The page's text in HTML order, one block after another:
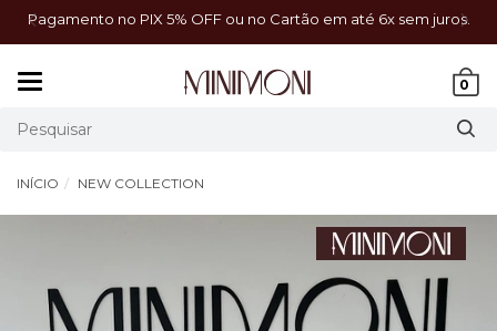
Pagamento no PIX 5% OFF ou no Cartão em até 6x sem juros.
0
INÍCIO NEW COLLECTION